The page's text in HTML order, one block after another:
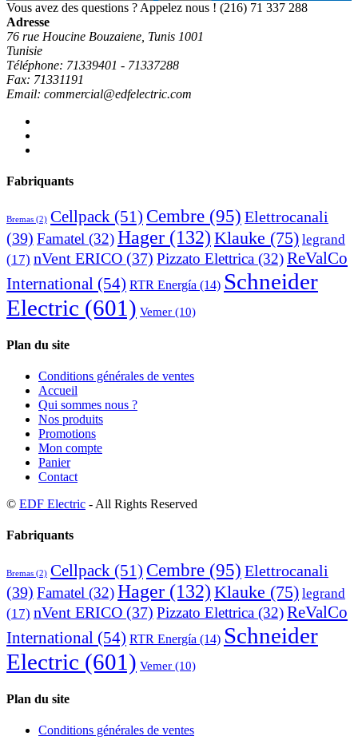
Vous avez des questions ? Appelez nous ! (216) 71 337 288
Adresse
76 rue Houcine Bouzaiene, Tunis 1001
Tunisie
Téléphone: 71339401 - 71337288
Fax: 71331191
Email: commercial@edfelectric.com
Fabriquants
Bremas (2) Cellpack (51) Cembre (95) Elettrocanali
(39) Famatel (32)Hager (132) Klauke (75) legrand
(17) nVent ERICO (37) Pizzato Elettrica (32)ReValCo
International (54) RTR Energía (14) Schneider
Electric (601) Vemer (10)
Plan du site
Conditions générales de ventes
Accueil
Qui sommes nous ?
Nos produits
Promotions
Mon compte
Panier
Contact
© EDF Electric - All Rights Reserved
Fabriquants
Bremas (2) Cellpack (51) Cembre (95) Elettrocanali
(39) Famatel (32)Hager (132) Klauke (75) legrand
(17) nVent ERICO (37) Pizzato Elettrica (32)ReValCo
International (54) RTR Energía (14) Schneider
Electric (601) Vemer (10)
Plan du site
Conditions générales de ventes